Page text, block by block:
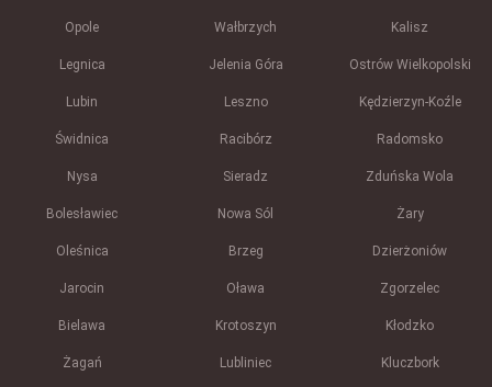
Opole Wałbrzych Kalisz
Legnica Jelenia Góra Ostrów Wielkopolski
Lubin Leszno Kędzierzyn-Koźle
Świdnica Racibórz Radomsko
Nysa Sieradz Zduńska Wola
Bolesławiec Nowa Sól Żary
Oleśnica Brzeg Dzierżoniów
Jarocin Oława Zgorzelec
Bielawa Krotoszyn Kłodzko
Żagań Lubliniec Kluczbork